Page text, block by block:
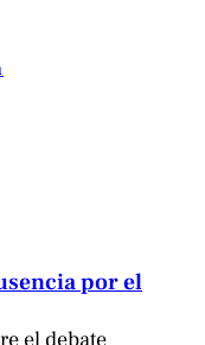
por el